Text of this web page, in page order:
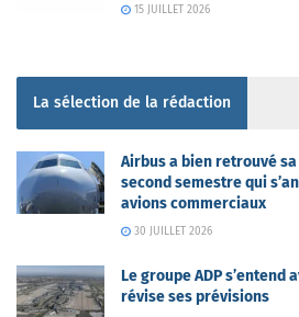
15 JUILLET 2026
La sélection de la rédaction
Airbus a bien retrouvé
second semestre qui
avions commerciaux
30 JUILLET 2026
Le groupe ADP s’entend
révise ses prévisions